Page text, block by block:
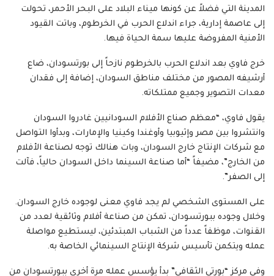
المدينة التي فضلاً عن كونها ميناء البلاد على البحر الأحمر، تحولت
إلى عاصمة إدارية، جراء اندلاع الحرب في الخرطوم، وباتت القيود
الأمنية المفروضة عليها سمة الحياة فيها.
خرج فاوي بعد اندلاع الحرب بالخرطوم نازحاً إلى بورتسودان، ضاع
أرشيفه المصور من مختلف مناطق السودان، إضافة إلى فقدان
معدات التصوير وجميع ممتلكاته.
يقول فاوي، “معظم صناع الأفلام السودانيين غادروا السودان
وانتشروا بين مصر وإثيوبيا وأوغندا وكينيا والإمارات، وبدأوا التواصل
مع شركات الإنتاج خارج السودان، وبات هنالك توجه لصناعة الأفلام
من الخارج”، مضيفاً “أما صناعة السينما داخل السودان حالياً، فآلت
إلى الصفر”.
على المستوى الشخصي لم يجد فاوي معنى لوجوده خارج السودان.
وخلال وجوده ببورتسودان، تمكن من صناعة أفلام وثائقية لعدد من
القنوات، موظفاً عدداً من الشباب المبتدئين، ليستطيع مواصلة
عمله ويتكمن تأسيس شركة الإنتاج السينمائي الخاصة به.
وفي مركز “بورتي الثقافي” بدأ يؤسس عمله مرة أخرى ببورتسودان من